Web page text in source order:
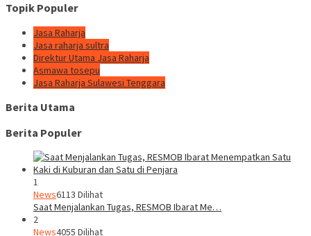
Topik Populer
Jasa Raharja
Jasa raharja sultra
Direktur Utama Jasa Raharja
Asmawa tosepu
Jasa Raharja Sulawesi Tenggara
Berita Utama
Berita Populer
1
News6113 Dilihat
Saat Menjalankan Tugas, RESMOB Ibarat Me…
2
News4055 Dilihat